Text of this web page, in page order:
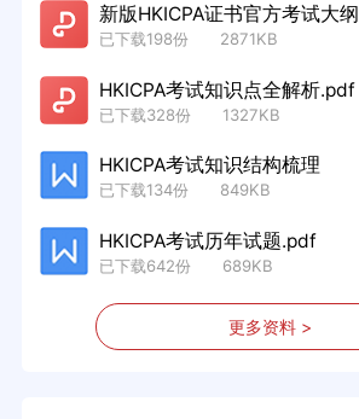
新版HKICPA证书官方考试大纲
已下载198份 2871KB
HKICPA考试知识点全解析.pdf
已下载328份 1327KB
HKICPA考试知识结构梳理
已下载134份 849KB
HKICPA考试历年试题.pdf
已下载642份 689KB
更多资料 >